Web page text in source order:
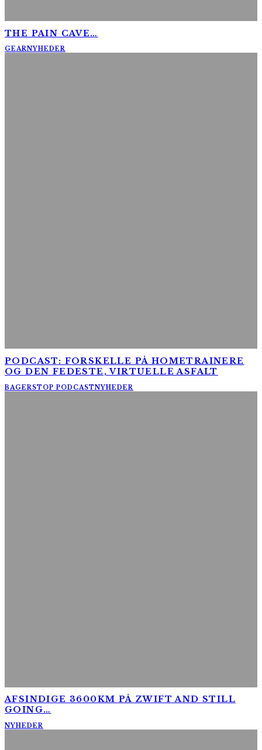
THE PAIN CAVE…
GEARNYHEDER
PODCAST: FORSKELLE PÅ HOMETRAINERE
OG DEN FEDESTE, VIRTUELLE ASFALT
BAGERSTOP PODCASTNYHEDER
AFSINDIGE 3600KM PÅ ZWIFT AND STILL
GOING…
NYHEDER